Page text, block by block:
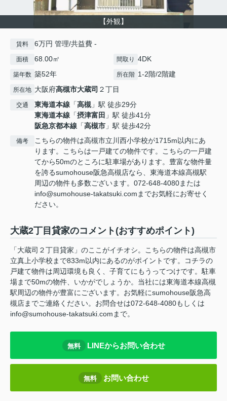
【外観】
賃料 6万円 管理/共益費 -
面積 68.00㎡ 間取り 4DK
築年数 築52年 所在階 1-2階/2階建
所在地 大阪府高槻市大蔵司 ２丁目
交通 東海道本線 「高槻 」駅 徒歩29分
東海道本線 「摂津富田 」駅 徒歩41分
阪急京都本線 「高槻市 」駅 徒歩42分
備考
こちらの物件は高槻市立川西小学校が1715m以内にあ
ります。こちらは一戸建ての物件です。こちらの一戸建
てから50mのところに駐車場があります。豊富な物件量
を誇るsumohouse阪急高槻店なら、東海道本線高槻駅
周辺の物件も多数ございます。072-648-4080または
info@sumohouse-takatsuki.comまでお気軽にお寄せく
ださい。
大蔵2丁目貸家のコメント(おすすめポイント)
「大蔵司２丁目貸家」のここがイチオシ。こちらの物件は高槻市
立真上小学校まで833m以内にあるのがポイントです。コチラの
戸建て物件は周辺環境も良く、子育てにもうってつけです。駐車
場まで50mの物件、いかがでしょうか。当社には東海道本線高槻
駅周辺の物件が豊富にございます。お気軽にsumohouse阪急高
槻店までご連絡ください。お問合せは072-648-4080もしくは
info@sumohouse-takatsuki.comまで。
無料 LINEからお問い合わせ
無料 お問い合わせ